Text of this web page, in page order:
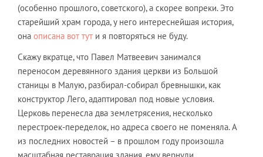
(особенно прошлого, советского), а скорее вопреки. Это
старейший храм города, у него интереснейшая история,
она описана вот тут и я повторяться не буду.
Скажу вкратце, что Павел Матвеевич занимался
переносом деревянного здания церкви из Большой
станицы в Малую, разбирал-собирал бревнышки, как
конструктор Лего, адаптировал под новые условия.
Церковь перенесла два землетрясения, несколько
перестроек-переделок, но адреса своего не поменяла. А
из последних новостей – в прошлом году произошла
масштабная реставрация здания, ему вернули